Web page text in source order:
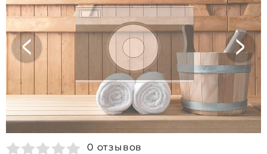
0 отзывов